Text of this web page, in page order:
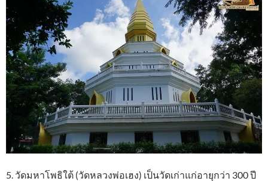
5. วัดมหาโพธิใต้ (วัดหลวงพ่อเฮง) เป็นวัดเก่าแก่อายุกว่า 300 ปี